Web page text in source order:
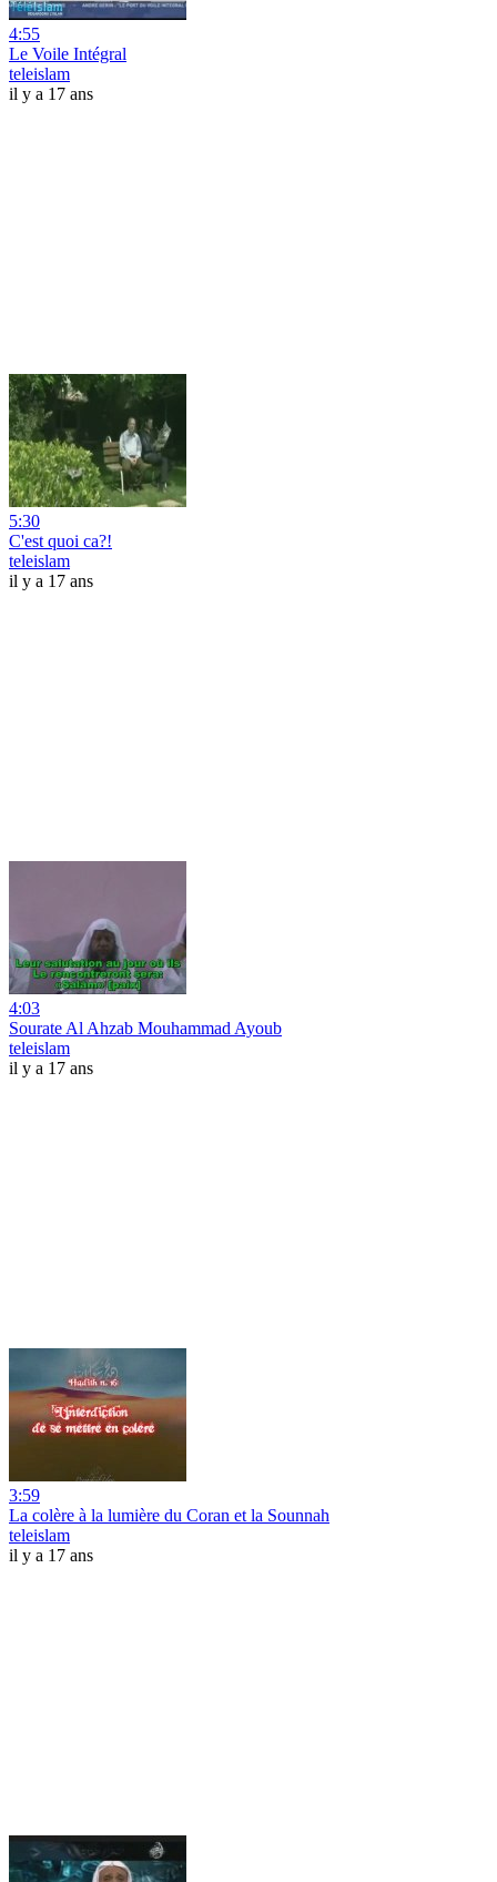
4:55
Le Voile Intégral
teleislam
il y a 17 ans
5:30
C'est quoi ca?!
teleislam
il y a 17 ans
4:03
Sourate Al Ahzab Mouhammad Ayoub
teleislam
il y a 17 ans
3:59
La colère à la lumière du Coran et la Sounnah
teleislam
il y a 17 ans